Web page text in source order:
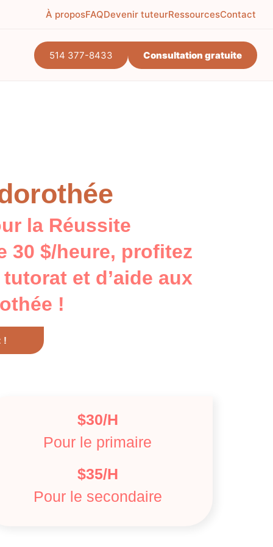
À proposFAQDevenir tuteurRessourcesContact
514 377-8433 Consultation gratuite
la Réussite
30 $/heure, profitez
et d’aide aux
!
!
$30/H
Pour le primaire
$35/H
Pour le secondaire